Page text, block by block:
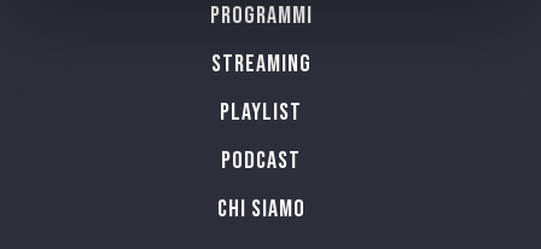
Programmi
Streaming
Playlist
PODCAST
Chi siamo